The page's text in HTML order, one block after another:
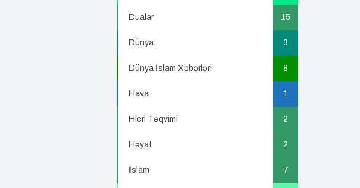
Dualar 15
Dünya 3
Dünya İslam Xəbərləri 8
Hava 1
Hicri Təqvimi 2
Həyat 2
İslam 7